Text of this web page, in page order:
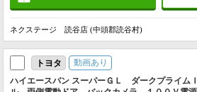
ネクステージ 読谷店 (中頭郡読谷村)
トヨタ
動画あり
ハイエースバン スーパーＧＬ ダークプライ